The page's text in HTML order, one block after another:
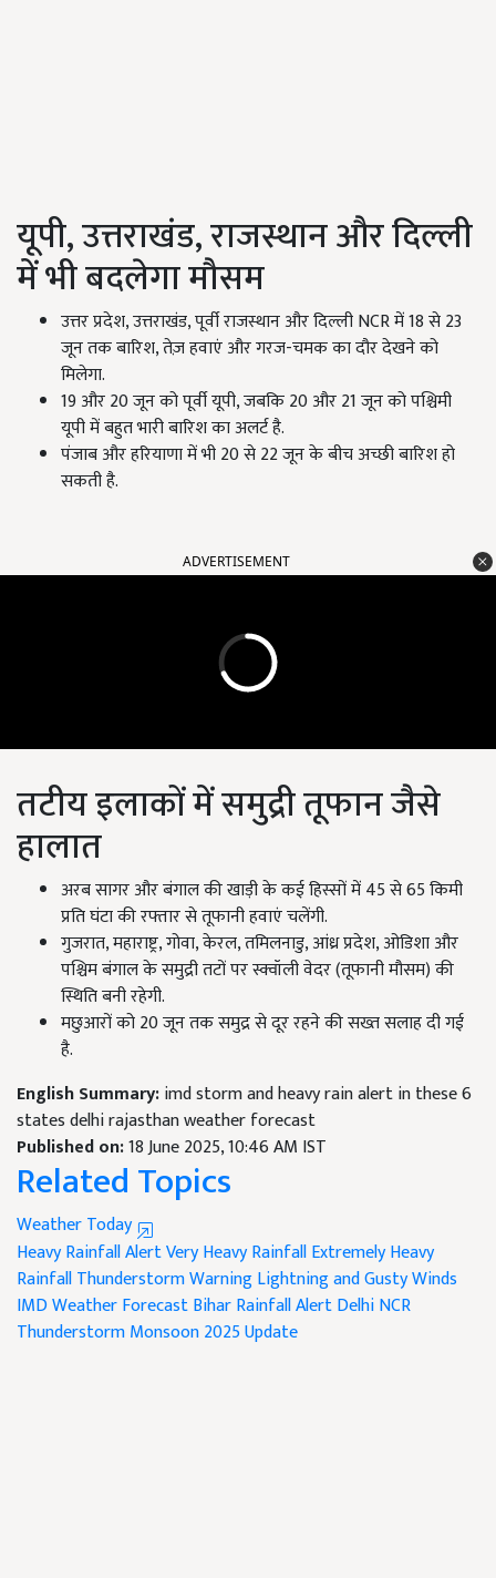
यूपी,उत्तराखंड,राजस्थान और दिल्ली
में भी बदलेगा मौसम
उत्तर प्रदेश,उत्तराखंड,पूर्वी राजस्थान और दिल्लीNCRमें18से23
जून तक बारिश,तेज़ हवाएं और गरज-चमक का दौर देखने को
मिलेगा.
19और20जून को पूर्वी यूपी,जबकि20और21जून को पश्चिमी
यूपी में बहुत भारी बारिश का अलर्ट है.
पंजाब और हरियाणा में भी 20से22जून के बीच अच्छी बारिश हो
सकती है.
ADVERTISEMENT
तटीय इलाकों में समुद्री तूफान जैसे
हालात
अरब सागर और बंगाल की खाड़ी के कई हिस्सों में 45से65किमी
प्रति घंटा की रफ्तार से तूफानी हवाएं चलेंगी.
गुजरात,महाराष्ट्र,गोवा,केरल,तमिलनाडु,आंध्र प्रदेश,ओडिशा और
पश्चिम बंगाल के समुद्री तटों पर स्क्वॉली वेदर(तूफानी मौसम) की
स्थिति बनी रहेगी.
मछुआरों को 20जून तक समुद्र से दूर रहने की सख्त सलाह दी गई
है.
English Summary:imd storm and heavy rain alert in these 6
states delhi rajasthan weather forecast
Published on:18 June 2025, 10:46 AM IST
Related Topics
Weather Today
Heavy Rainfall AlertVery Heavy RainfallExtremely Heavy
RainfallThunderstorm WarningLightning and Gusty Winds
IMD Weather ForecastBihar Rainfall AlertDelhi NCR
ThunderstormMonsoon 2025 Update